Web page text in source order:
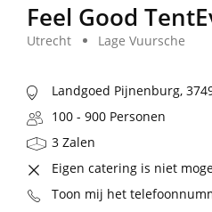
Feel Good
Utrecht Lage Vuursche
Landgoed Pijnenburg,
100 - 900 Personen
3 Zalen
Eigen catering is niet
Toon mij het